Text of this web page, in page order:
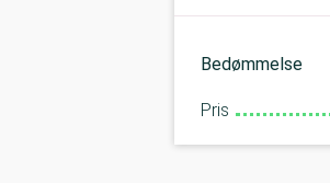
Bedømmelse
Pris